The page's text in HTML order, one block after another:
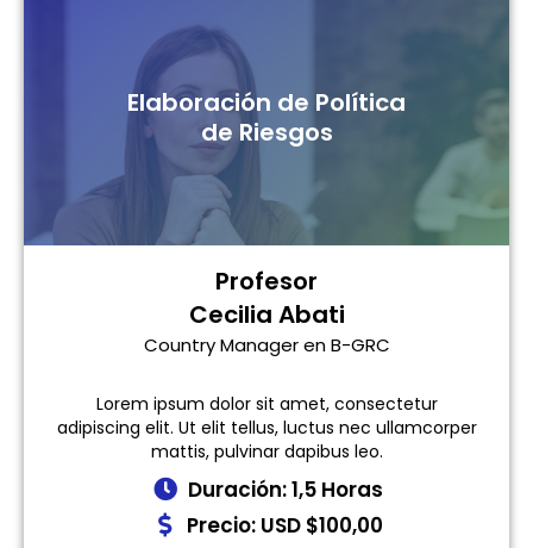
Elaboración de Política
de Riesgos
Profesor
Cecilia Abati
Country Manager en B-GRC
Lorem ipsum dolor sit amet, consectetur
adipiscing elit. Ut elit tellus, luctus nec ullamcorper
mattis, pulvinar dapibus leo.
Duración: 1,5 Horas
Precio: USD $100,00